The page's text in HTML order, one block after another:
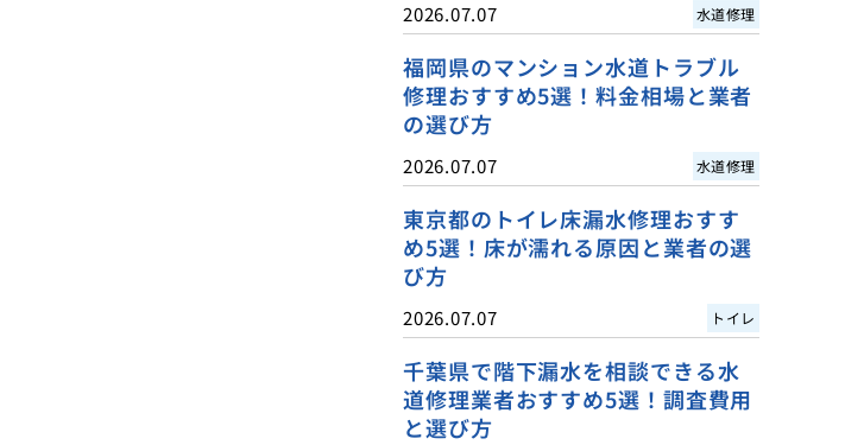
2026.07.07 水道修理
福岡県のマンション水道トラブル
修理おすすめ5選！料金相場と業者
の選び方
2026.07.07 水道修理
東京都のトイレ床漏水修理おすす
め5選！床が濡れる原因と業者の選
び方
2026.07.07 トイレ
千葉県で階下漏水を相談できる水
道修理業者おすすめ5選！調査費用
と選び方